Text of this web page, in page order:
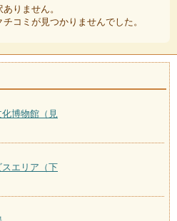
りません。
コミが見つかりませんでした。
博物館（見
エリア（下